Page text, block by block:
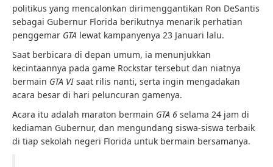
politikus yang mencalonkan dirimenggantikan Ron DeSantis
sebagai Gubernur Florida berikutnya menarik perhatian
penggemar GTA lewat kampanyenya 23 Januari lalu.
Saat berbicara di depan umum, ia menunjukkan
kecintaannya pada game Rockstar tersebut dan niatnya
bermain GTA VIsaat rilis nanti, serta ingin mengadakan
acara besar di hari peluncuran gamenya.
Acara itu adalah maraton bermain GTA 6 selama 24 jam di
kediaman Gubernur, dan mengundang siswa-siswa terbaik
di tiap sekolah negeri Florida untuk bermain bersamanya.